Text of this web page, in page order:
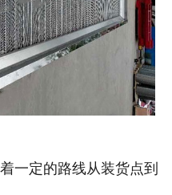
厂房实景
联系我们
一定的路线从装货点到